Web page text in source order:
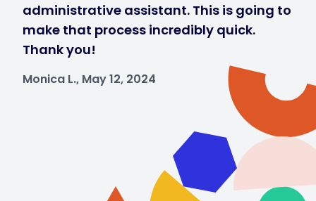
administrative assistant. This is going to
make that process incredibly quick.
Thank you!
Monica L., May 12, 2024